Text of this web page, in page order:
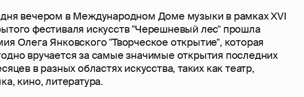
вечером в Международном Доме музыки в рамках XVI
фестиваля искусств "Черешневый лес" прошла
Олега Янковского "Творческое открытие", которая
вручается за самые значимые открытия последних
в разных областях искусства, таких как театр,
кино, литература.